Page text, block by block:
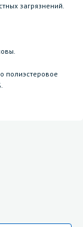
загрязнений.
полиэстеровое